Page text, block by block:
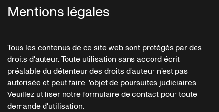
Mentions légales
Tous les contenus de ce site web sont protégés par des
droits d'auteur. Toute utilisation sans accord écrit
préalable du détenteur des droits d'auteur n'est pas
autorisée et peut faire l'objet de poursuites judiciaires.
Veuillez utiliser notre formulaire de contact pour toute
demande d'utilisation.